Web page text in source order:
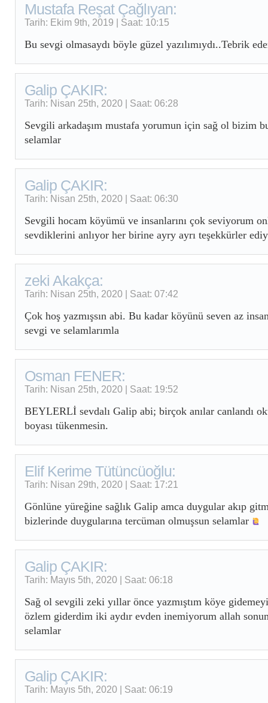
Mustafa Reşat Çağlıyan:
Tarih: Ekim 9th, 2019 | Saat: 10:15
Bu sevgi olmasaydı böyle güzel yazılımıydı..Tebrik
Galip ÇAKIR:
Tarih: Nisan 25th, 2020 | Saat: 06:28
Sevgili arkadaşım mustafa yorumun için sağ ol bizim
selamlar
Galip ÇAKIR:
Tarih: Nisan 25th, 2020 | Saat: 06:30
Sevgili hocam köyümü ve insanlarını çok seviyorum
sevdiklerini anlıyor her birine ayry ayrı teşekkürler
zeki Akakça:
Tarih: Nisan 25th, 2020 | Saat: 07:42
Çok hoş yazmışsın abi. Bu kadar köyünü seven az
sevgi ve selamlarımla
Osman FENER:
Tarih: Nisan 25th, 2020 | Saat: 19:52
BEYLERLİ sevdalı Galip abi; birçok anılar canlandı
boyası tükenmesin.
Elif Kerime Tütüncüoğlu:
Tarih: Nisan 29th, 2020 | Saat: 17:21
Gönlüne yüreğine sağlık Galip amca duygular akıp
bizlerinde duygularına tercüman olmuşsun selamlar
Galip ÇAKIR:
Tarih: Mayıs 5th, 2020 | Saat: 06:18
Sağ ol sevgili zeki yıllar önce yazmıştım köye
özlem giderdim iki aydır evden inemiyorum allah
selamlar
Galip ÇAKIR:
Tarih: Mayıs 5th, 2020 | Saat: 06:19